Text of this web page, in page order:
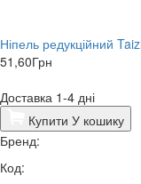
Ніпель редукційний
51,60Грн
Доставка 1-4 дні
Купити У кошику
Бренд:
Код: